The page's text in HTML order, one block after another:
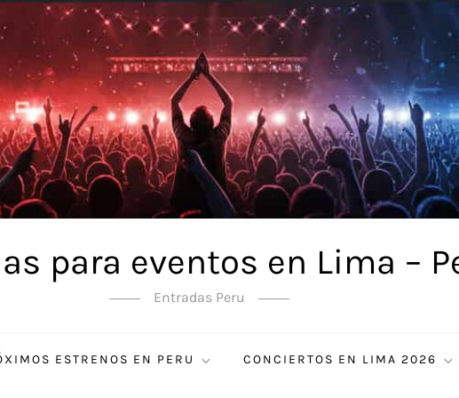
para eventos en Lima –
Entradas Peru
ESTRENOS EN PERU CONCIERTOS EN LIMA 2026